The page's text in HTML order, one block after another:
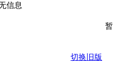
信息
切换旧版